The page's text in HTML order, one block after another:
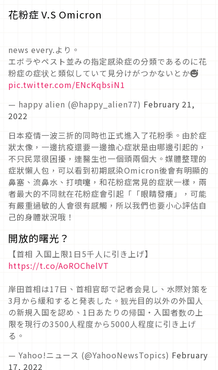
花粉症 V.S Omicron
news every.より。
エボラやペスト並みの指定感染症の分類であるのに花
粉症の症状と類似していて見分けがつかないとか😅
pic.twitter.com/ENcKqbsiN1
— happy alien (@happy_alien77) February 21,
2022
日本疫情一波三折的同時也正式進入了花粉季。由於症
狀太像，一邊抗疫還要一邊擔心症狀是由哪邊引起的，
不只民眾很困擾，連醫生也一個頭兩個大。媒體整理的
症狀懶人包，可以看到初期感染Omicron後會有明顯的
鼻塞、流鼻水、打噴嚏，和花粉症常見的症狀一樣，兩
者最大的不同就在花粉症會引起「「眼睛發癢」，可能
有嚴重過敏的人會很有感觸，所以我們也要小心評估自
己的身體狀況哦！
開放的曙光？
【首相 入国上限1日5千人に引き上げ】
https://t.co/AoROChelVT
岸田首相は17日、首相官邸で記者会見し、水際対策を
3月から緩和すると発表した。観光目的以外の外国人
の新規入国を認め、1日あたりの帰国・入国者数の上
限を現行の3500人程度から5000人程度に引き上げ
る。
— Yahoo!ニュース (@YahooNewsTopics) February
17, 2022